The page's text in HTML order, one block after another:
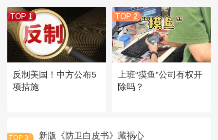
TOP 1
反制美国！中方公布5
项措施
TOP 2
上班“摸鱼”公司有权开
除吗？
TOP 3 新版《防卫白皮书》藏祸心